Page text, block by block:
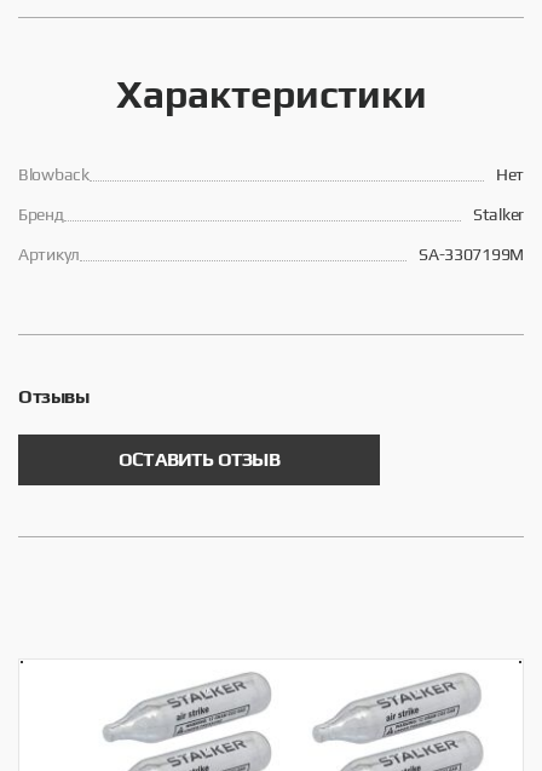
Характеристики
Blowback Нет
Брeнд Stalker
Артикул SA-3307199M
Отзывы
ОСТАВИТЬ ОТЗЫВ